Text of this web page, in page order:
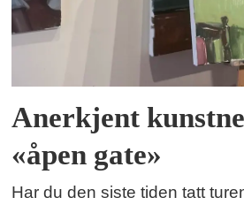
Anerkjent
«åpen gate»
Har du den siste tiden tatt